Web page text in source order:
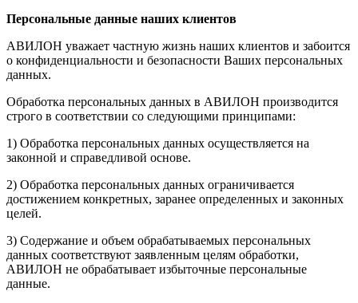
Персональные данные наших клиентов
АВИЛОН уважает частную жизнь наших клиентов и забоится
о конфиденциальности и безопасности Ваших персональных
данных.
Обработка персональных данных в АВИЛОН производится
строго в соответствии со следующими принципами:
1) Обработка персональных данных осуществляется на
законной и справедливой основе.
2) Обработка персональных данных ограничивается
достижением конкретных, заранее определенных и законных
целей.
3) Содержание и объем обрабатываемых персональных
данных соответствуют заявленным целям обработки,
АВИЛОН не обрабатывает избыточные персональные
данные.